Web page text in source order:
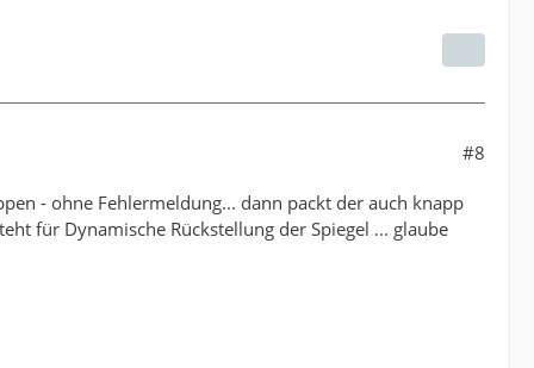
#8
- ohne Fehlermeldung... dann packt der auch knapp
für Dynamische Rückstellung der Spiegel ... glaube